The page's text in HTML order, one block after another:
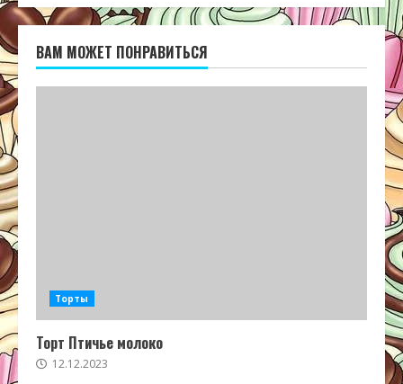
ВАМ МОЖЕТ ПОНРАВИТЬСЯ
Торты
Торт Птичье молоко
12.12.2023